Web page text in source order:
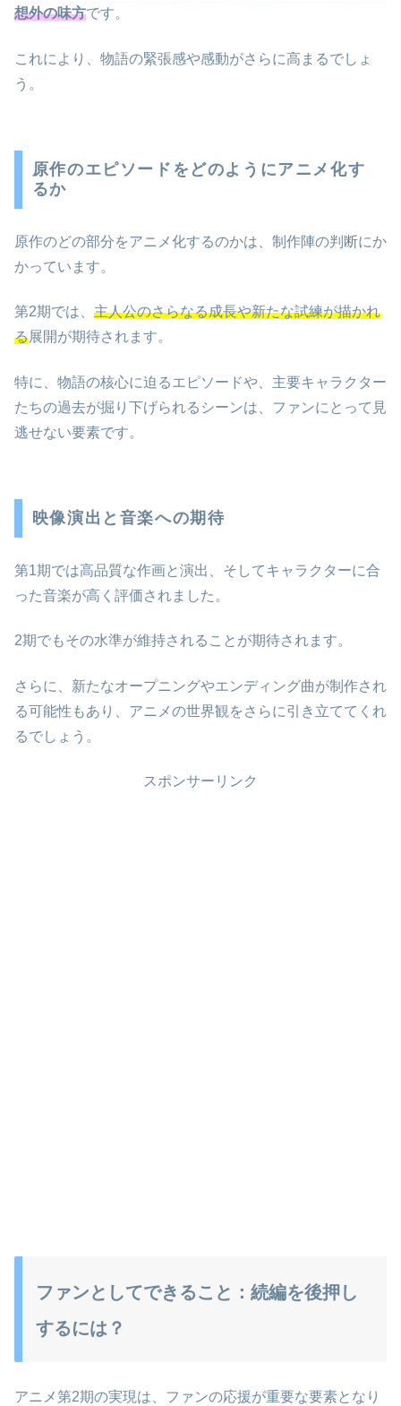
想外の味方です。
これにより、物語の緊張感や感動がさらに高まるでしょ
う。
原作のエピソードをどのようにアニメ化す
るか
原作のどの部分をアニメ化するのかは、制作陣の判断にか
かっています。
第2期では、 主人公のさらなる成長や新たな試練が描かれ
る展開が期待されます。
特に、物語の核心に迫るエピソードや、主要キャラクター
たちの過去が掘り下げられるシーンは、ファンにとって見
逃せない要素です。
映像演出と音楽への期待
第1期では高品質な作画と演出、そしてキャラクターに合
った音楽が高く評価されました。
2期でもその水準が維持されることが期待されます。
さらに、新たなオープニングやエンディング曲が制作され
る可能性もあり、アニメの世界観をさらに引き立ててくれ
るでしょう。
スポンサーリンク
ファンとしてできること：続編を後押し
するには？
アニメ第2期の実現は、ファンの応援が重要な要素となり